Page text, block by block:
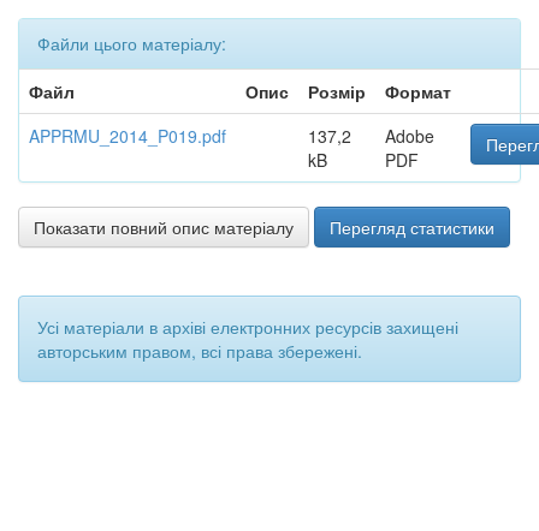
Файли цього матеріалу:
Файл
Опис Розмір
Формат
APPRMU_2014_P019.pdf
137,2
kB
Adobe
PDF
Показати повний опис матеріалу Перегляд статистики
Усі матеріали в архіві електронних ресурсів захищені
авторським правом, всі права збережені.